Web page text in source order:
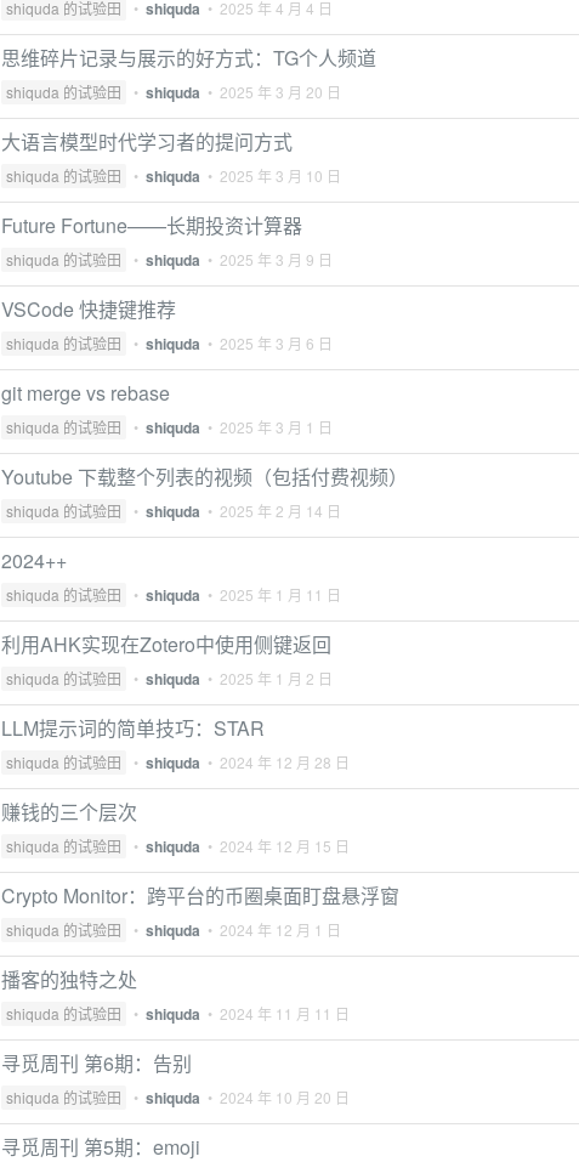
shiquda 的试验田 • shiquda • 2025 年 4 月 4 日
思维碎片记录与展示的好方式：TG个人频道
shiquda 的试验田 • shiquda • 2025 年 3 月 20 日
大语言模型时代学习者的提问方式
shiquda 的试验田 • shiquda • 2025 年 3 月 10 日
Future Fortune——长期投资计算器
shiquda 的试验田 • shiquda • 2025 年 3 月 9 日
VSCode 快捷键推荐
shiquda 的试验田 • shiquda • 2025 年 3 月 6 日
git merge vs rebase
shiquda 的试验田 • shiquda • 2025 年 3 月 1 日
Youtube 下载整个列表的视频（包括付费视频）
shiquda 的试验田 • shiquda • 2025 年 2 月 14 日
2024++
shiquda 的试验田 • shiquda • 2025 年 1 月 11 日
利用AHK实现在Zotero中使用侧键返回
shiquda 的试验田 • shiquda • 2025 年 1 月 2 日
LLM提示词的简单技巧：STAR
shiquda 的试验田 • shiquda • 2024 年 12 月 28 日
赚钱的三个层次
shiquda 的试验田 • shiquda • 2024 年 12 月 15 日
Crypto Monitor：跨平台的币圈桌面盯盘悬浮窗
shiquda 的试验田 • shiquda • 2024 年 12 月 1 日
播客的独特之处
shiquda 的试验田 • shiquda • 2024 年 11 月 11 日
寻觅周刊 第6期：告别
shiquda 的试验田 • shiquda • 2024 年 10 月 20 日
寻觅周刊 第5期：emoji